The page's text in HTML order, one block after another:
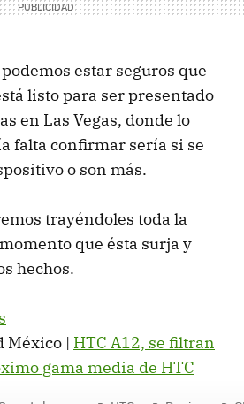
estar seguros que
listo para ser presentado
en Las Vegas, donde lo
falta confirmar sería si se
o son más.
trayéndoles toda la
que ésta surja y
hechos.
México | HTC A12, se filtran
gama media de HTC